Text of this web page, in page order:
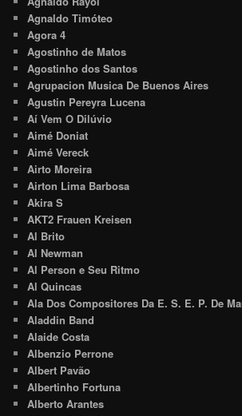
Agnaldo Timóteo
Agora 4
Agostinho de Matos
Agostinho dos Santos
Agrupacion Musica De Buenos Aires
Agustin Pereyra Lucena
Aí Vem O Dilúvio
Aimé Doniat
Aimé Vereck
Airto Moreira
Airton Lima Barbosa
Akira S
AKT2 Frauen Kreisen
Al Brito
Al Newman
Al Person e Seu Ritmo
Al Quincas
Ala Dos Compositores Da E. S. E. P. De
Aladdin Band
Alaide Costa
Albenzio Perrone
Albert Pavão
Albertinho Fortuna
Alberto Arantes